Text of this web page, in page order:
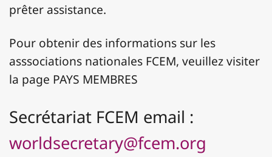
prêter assistance.
Pour obtenir des informations sur les
asssociations nationales FCEM, veuillez visiter
la page PAYS MEMBRES
Secrétariat FCEM email :
worldsecretary@fcem.org